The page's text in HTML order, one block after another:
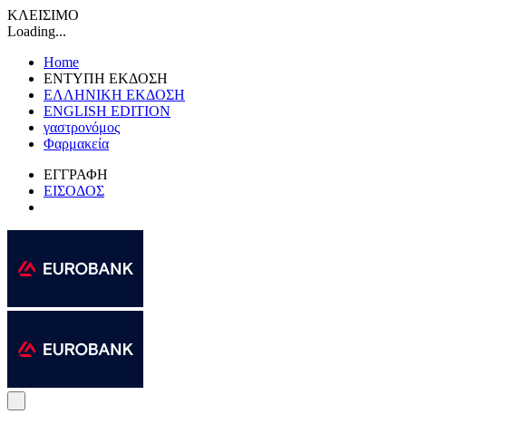
ΚΛΕΙΣΙΜΟ
Loading...
Home
ΕΝΤΥΠΗ ΕΚΔΟΣΗ
ΕΛΛΗΝΙΚΗ ΕΚΔΟΣΗ
ENGLISH EDITION
γαστρονόμος
Φαρμακεία
ΕΓΓΡΑΦΗ
ΕΙΣΟΔΟΣ